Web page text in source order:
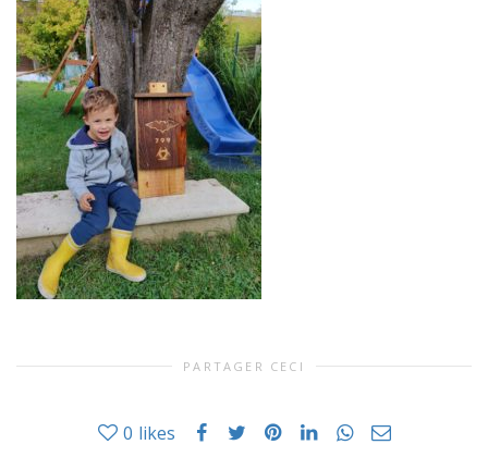
PARTAGER CECI
0 likes